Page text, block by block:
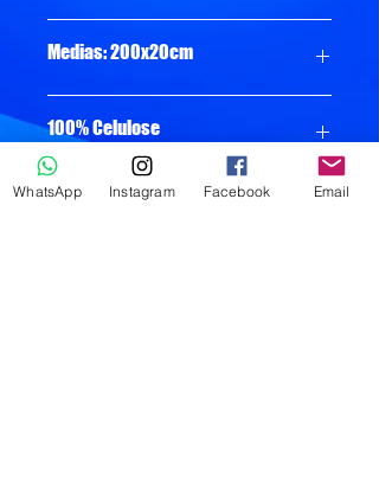
Medias: 200x20cm
100% Celulose
Folha: Simples
WhatsApp Instagram Facebook Email